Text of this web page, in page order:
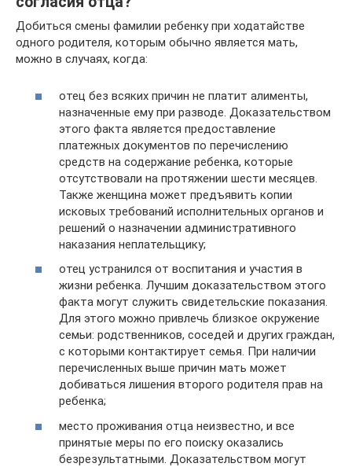
Добиться смены фамилии ребенку при ходатайстве
одного родителя, которым обычно является мать,
можно в случаях, когда:
отец без всяких причин не платит алименты,
назначенные ему при разводе. Доказательством
этого факта является предоставление
платежных документов по перечислению
средств на содержание ребенка, которые
отсутствовали на протяжении шести месяцев.
Также женщина может предъявить копии
исковых требований исполнительных органов и
решений о назначении административного
наказания неплательщику;
отец устранился от воспитания и участия в
жизни ребенка. Лучшим доказательством этого
факта могут служить свидетельские показания.
Для этого можно привлечь близкое окружение
семьи: родственников, соседей и других граждан,
с которыми контактирует семья. При наличии
перечисленных выше причин мать может
добиваться лишения второго родителя прав на
ребенка;
место проживания отца неизвестно, и все
принятые меры по его поиску оказались
безрезультатными. Доказательством могут